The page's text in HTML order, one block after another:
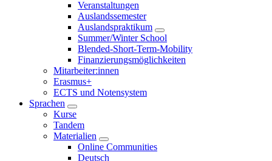
Veranstaltungen
Auslandssemester
Auslandspraktikum
Summer/Winter School
Blended-Short-Term-Mobility
Finanzierungsmöglichkeiten
Mitarbeiter:innen
Erasmus+
ECTS und Notensystem
Sprachen
Kurse
Tandem
Materialien
Online Communities
Deutsch